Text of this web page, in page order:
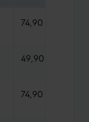
74,90 €
49,90 €
74,90 €